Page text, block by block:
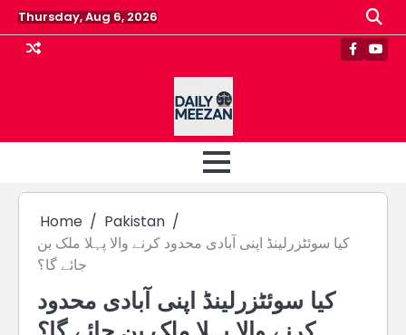
Skip
to
content
Thursday, Aug 6, 2026
Home
Pakistan
کیا سوئٹزرلینڈ اپنی آبادی محدود کرنے والا پہلا ملک بن
جائے گا؟
کیا سوئٹزرلینڈ اپنی آبادی محدود